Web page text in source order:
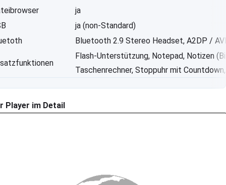
ja
ja (non-Standard)
Bluetooth 2.9 Stereo Headset, A2DP /
Flash-Unterstützung, Notepad, Notizen
Taschenrechner, Stoppuhr mit
Player im Detail